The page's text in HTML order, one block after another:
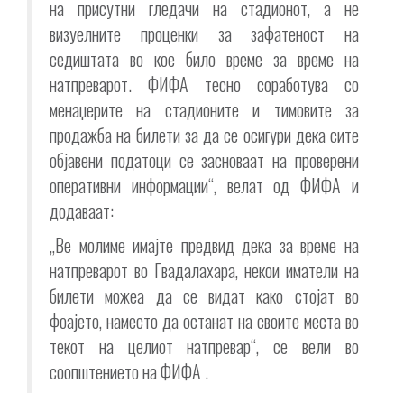
на присутни гледачи на стадионот, а не
визуелните проценки за зафатеност на
седиштата во кое било време за време на
натпреварот. ФИФА тесно соработува со
менаџерите на стадионите и тимовите за
продажба на билети за да се осигури дека сите
објавени податоци се засноваат на проверени
оперативни информации“, велат од ФИФА и
додаваат:
„Ве молиме имајте предвид дека за време на
натпреварот во Гвадалахара, некои иматели на
билети можеа да се видат како стојат во
фоајето, наместо да останат на своите места во
текот на целиот натпревар“, се вели во
соопштението на ФИФА .